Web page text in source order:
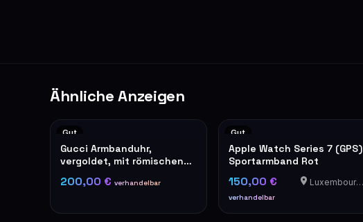
Ähnliche Anzeigen
Gut
Gucci Armbanduhr,
vergoldet, mit römischen
200,00 € verhandelbar
Gut
Apple Watch Series 7 (GPS)
Sportarmband Rot
150,00 €
verhandelbar
Luxembourg-Cents